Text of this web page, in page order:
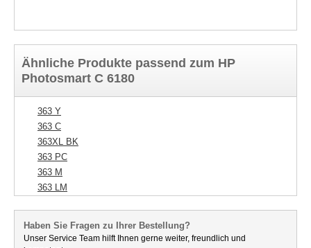
Ähnliche Produkte passend zum HP
Photosmart C 6180
363 Y
363 C
363XL BK
363 PC
363 M
363 LM
Haben Sie Fragen zu Ihrer Bestellung?
Unser Service Team hilft Ihnen gerne weiter, freundlich und